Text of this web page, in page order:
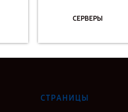
СЕРВЕРЫ
СТРАНИЦЫ